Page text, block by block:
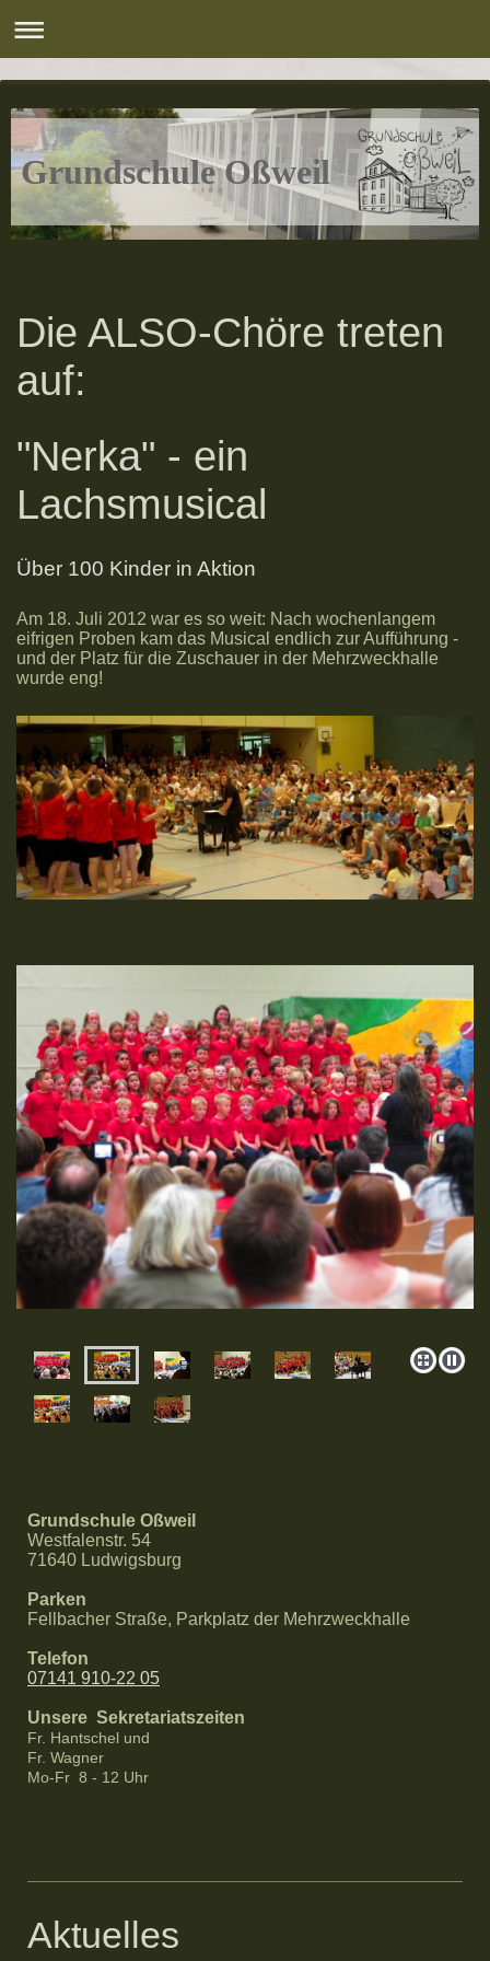
Grundschule Oßweil
Die ALSO-Chöre treten
auf:
"Nerka" - ein
Lachsmusical
Über 100 Kinder in Aktion
Am 18. Juli 2012 war es so weit: Nach wochenlangem
eifrigen Proben kam das Musical endlich zur Aufführung -
und der Platz für die Zuschauer in der Mehrzweckhalle
wurde eng!
Grundschule Oßweil
Westfalenstr. 54
71640 Ludwigsburg
Parken
Fellbacher Straße, Parkplatz der Mehrzweckhalle
Telefon
07141 910-22 05
Unsere Sekretariatszeiten
Fr. Hantschel und
Fr. Wagner
Mo-Fr 8 - 12 Uhr
Aktuelles